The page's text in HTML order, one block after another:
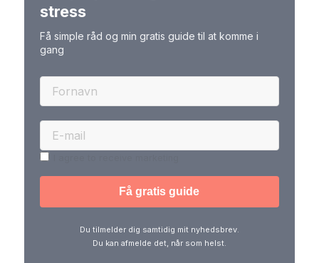
stress
Få simple råd og min gratis guide til at komme i
gang
Du tilmelder dig samtidig mit nyhedsbrev.
Du kan afmelde det, når som helst.